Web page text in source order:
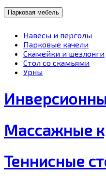
Парковая мебель
Навесы и перголы
Парковые качели
Скамейки и шезлонги
Стол со скамьями
Урны
Массажные
Теннисные